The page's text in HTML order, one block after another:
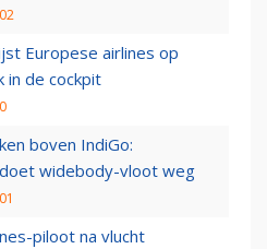
Europese airlines op
in de cockpit
boven IndiGo:
widebody-vloot weg
piloot na vlucht